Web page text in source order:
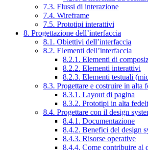
7.3. Flussi di interazione
7.4. Wireframe
7.5. Prototipi interattivi
8. Progettazione dell’interfaccia
8.1. Obiettivi dell’interfaccia
8.2. Elementi dell’interfaccia
8.2.1. Elementi di
8.2.2. Elementi interattivi
8.2.3. Elementi testuali
8.3. Progettare e costruire in alta
8.3.1. Layout di pagina
8.3.2. Prototipi in alta
8.4. Progettare con il design
8.4.1. Documentazione
8.4.2. Benefici del design
8.4.3. Risorse operative
8.4.4. Come contribuire al